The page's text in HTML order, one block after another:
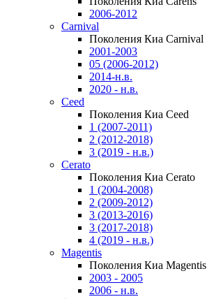
2006-2012
Carnival
Поколения Киа Carnival
2001-2003
05 (2006-2012)
2014-н.в.
2020 - н.в.
Ceed
Поколения Киа Ceed
1 (2007-2011)
2 (2012-2018)
3 (2019 - н.в.)
Cerato
Поколения Киа Cerato
1 (2004-2008)
2 (2009-2012)
3 (2013-2016)
3 (2017-2018)
4 (2019 - н.в.)
Magentis
Поколения Киа Magentis
2003 - 2005
2006 - н.в.